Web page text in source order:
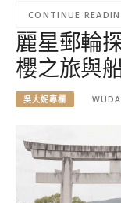
CONTINUE
麗星郵輪
櫻之旅與
吳大妮專欄